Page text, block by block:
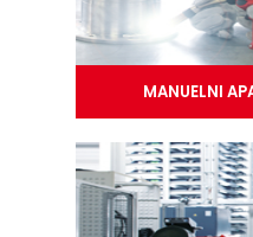
MANUELNI